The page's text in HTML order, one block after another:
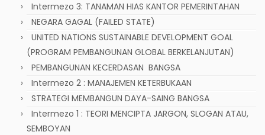
Intermezo 3: TANAMAN HIAS KANTOR PEMERINTAHAN
NEGARA GAGAL (FAILED STATE)
UNITED NATIONS SUSTAINABLE DEVELOPMENT GOAL
(PROGRAM PEMBANGUNAN GLOBAL BERKELANJUTAN)
PEMBANGUNAN KECERDASAN BANGSA
Intermezo 2 : MANAJEMEN KETERBUKAAN
STRATEGI MEMBANGUN DAYA-SAING BANGSA
Intermezo 1 : TEORI MENCIPTA JARGON, SLOGAN ATAU,
SEMBOYAN